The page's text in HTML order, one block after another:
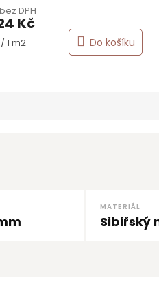
DPH
Kč
1 m2 Do košíku
MATERIÁL
Sibiřský